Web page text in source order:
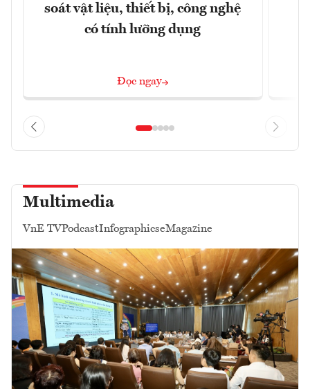
soát vật liệu, thiết bị, công nghệ
có tính lưỡng dụng
Đọc ngay
Multimedia
VnE TVPodcastInfographicseMagazine